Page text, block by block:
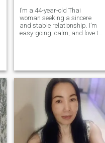
I’m a 44-year-old Thai
woman seeking a sincere
and stable relationship. I’m
easy-going, calm, and love to
travel, and build a happy life
tog